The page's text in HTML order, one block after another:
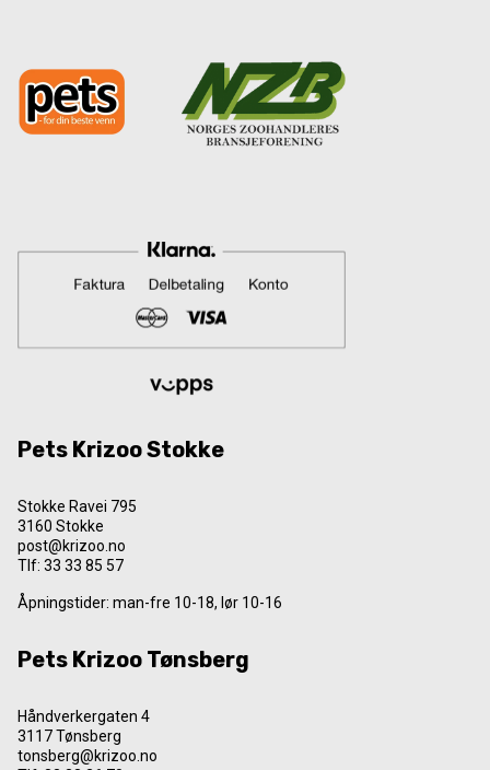
Pets Krizoo Stokke
Stokke Ravei 795
3160 Stokke
post@krizoo.no
Tlf: 33 33 85 57
Åpningstider: man-fre 10-18, lør 10-16
Pets Krizoo Tønsberg
Håndverkergaten 4
3117 Tønsberg
tonsberg@krizoo.no